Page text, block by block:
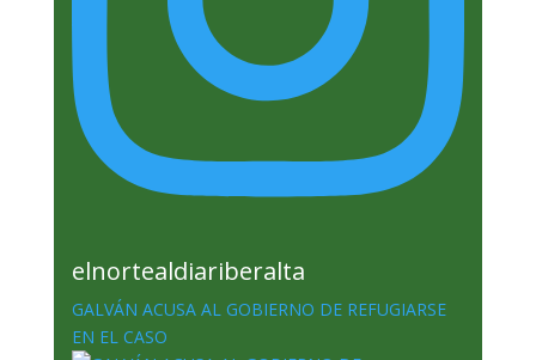
elnortealdiariberalta
GALVÁN ACUSA AL GOBIERNO DE REFUGIARSE
EN EL CASO